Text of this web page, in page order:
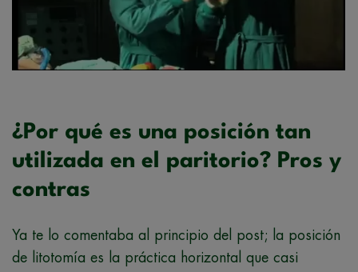
¿Por qué es una posición tan
utilizada en el paritorio? Pros y
contras
Ya te lo comentaba al principio del post; la posición
de litotomía es la práctica horizontal que casi